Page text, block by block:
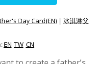
Day Card(EN) | 冰淇淋父
EN TW CN